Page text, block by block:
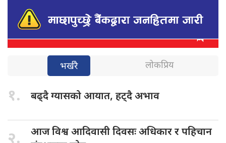
भर्खरै लोकप्रिय
१. बढ्दै ग्यासकोआयात, हट्दै अभाव
आज विश्वआदिवासी दिवसः अधिकार र पहिचान